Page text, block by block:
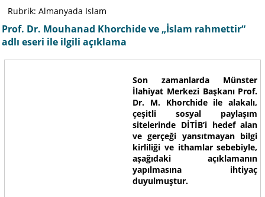
Rubrik: Almanyada Islam
Prof. Dr. Mouhanad Khorchide ve „İslam rahmettir“
adlı eseri ile ilgili açıklama
Son zamanlarda Münster
İlahiyat Merkezi Başkanı Prof.
Dr. M. Khorchide ile alakalı,
çeşitli sosyal paylaşım
sitelerinde DİTİB’i hedef alan
ve gerçeği yansıtmayan bilgi
kirliliği ve ithamlar sebebiyle,
aşağıdaki açıklamanın
yapılmasına ihtiyaç
duyulmuştur.